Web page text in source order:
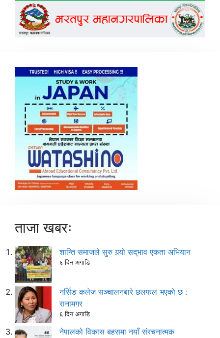
ताजा खबरः
शान्ति समाजले सुरु गर्‍यो सद्‌भाव एकता अभियान
६ दिन अगाडि
नर्सिङ कलेज सञ्चालनबारे छलफल भएकाे छ :
रानामगर
६ दिन अगाडि
नेपालको विकास बहसमा नयाँ संरचनात्मक